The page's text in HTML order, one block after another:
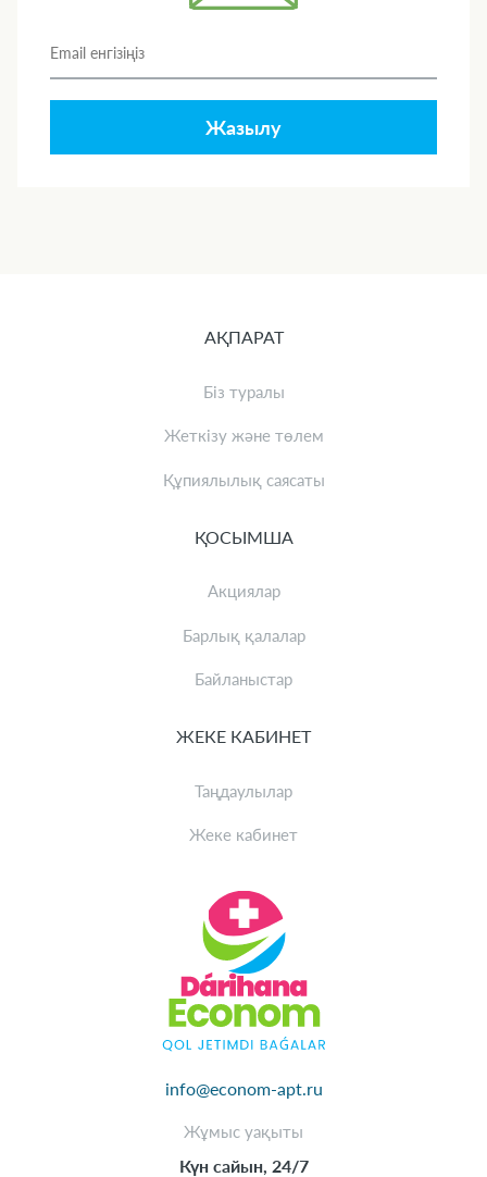
Жазылу
info@econom-apt.ru
Жұмыс уақыты
Күн сайын, 24/7
АҚПАРАТ
Біз туралы
Жеткізу және төлем
Құпиялылық саясаты
ҚОСЫМША
Акциялар
Барлық қалалар
Байланыстар
ЖЕКЕ КАБИНЕТ
Таңдаулылар
Жеке кабинет